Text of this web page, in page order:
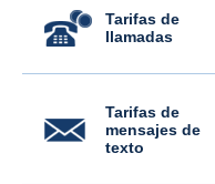
Tarifas de
llamadas
Tarifas de
mensajes de
texto